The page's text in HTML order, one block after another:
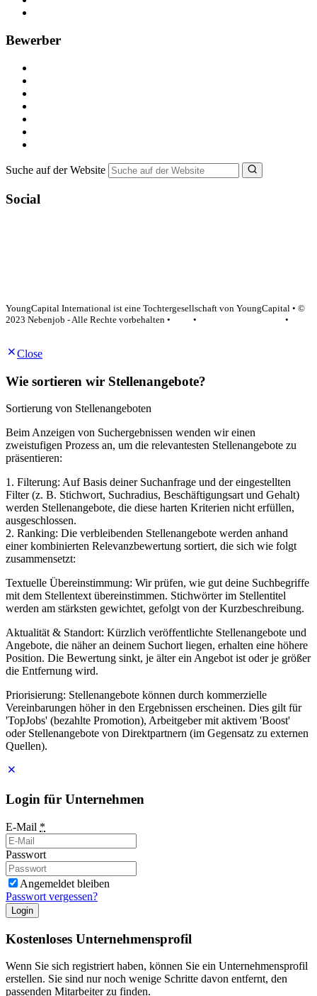
Bewerber
Suche auf der Website
Social
YoungCapital International ist eine Tochtergesellschaft von YoungCapital • ©
2023 Nebenjob - Alle Rechte vorbehalten •
•
•
Close
Wie sortieren wir Stellenangebote?
Sortierung von Stellenangeboten
Beim Anzeigen von Suchergebnissen wenden wir einen
zweistufigen Prozess an, um die relevantesten Stellenangebote zu
präsentieren:
1. Filterung: Auf Basis deiner Suchanfrage und der eingestellten
Filter (z. B. Stichwort, Suchradius, Beschäftigungsart und Gehalt)
werden Stellenangebote, die diese harten Kriterien nicht erfüllen,
ausgeschlossen.
2. Ranking: Die verbleibenden Stellenangebote werden anhand
einer kombinierten Relevanzbewertung sortiert, die sich wie folgt
zusammensetzt:
Textuelle Übereinstimmung: Wir prüfen, wie gut deine Suchbegriffe
mit dem Stellentext übereinstimmen. Stichwörter im Stellentitel
werden am stärksten gewichtet, gefolgt von der Kurzbeschreibung.
Aktualität & Standort: Kürzlich veröffentlichte Stellenangebote und
Angebote, die näher an deinem Suchort liegen, erhalten eine höhere
Position. Die Bewertung sinkt, je älter ein Angebot ist oder je größer
die Entfernung wird.
Priorisierung: Stellenangebote können durch kommerzielle
Vereinbarungen höher in den Ergebnissen erscheinen. Dies gilt für
'TopJobs' (bezahlte Promotion), Arbeitgeber mit aktivem 'Boost'
oder Stellenangebote von Direktpartnern (im Gegensatz zu externen
Quellen).
Login für Unternehmen
E-Mail *
Passwort
Angemeldet bleiben
Passwort vergessen?
Login
Kostenloses Unternehmensprofil
Wenn Sie sich registriert haben, können Sie ein Unternehmensprofil
erstellen. Sie sind nur noch wenige Schritte davon entfernt, den
passenden Mitarbeiter zu finden.